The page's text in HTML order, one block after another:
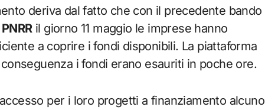
deriva dal fatto che con il precedente bando
il giorno 11 maggio le imprese hanno
a coprire i fondi disponibili. La piattaforma
i fondi erano esauriti in poche ore.
per i loro progetti a finanziamento alcuno